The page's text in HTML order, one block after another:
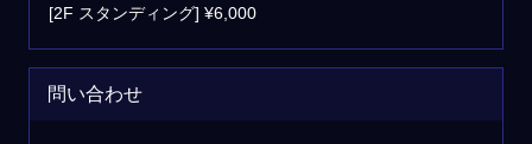
[2F スタンディング] ¥6,000
問い合わせ